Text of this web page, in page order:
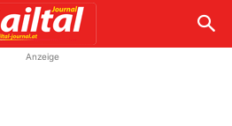
Anzeige